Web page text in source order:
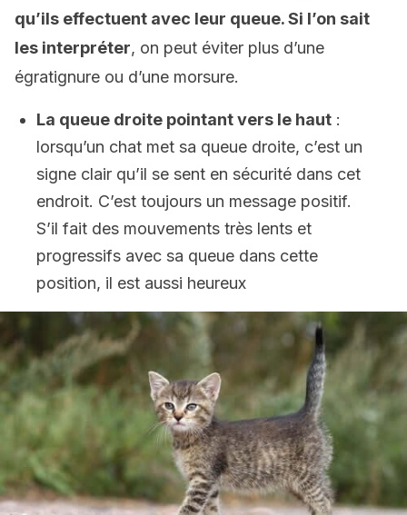
qu’ils effectuent avec leur queue. Si l’on sait
les interpréter, on peut éviter plus d’une
égratignure ou d’une morsure.
La queue droite pointant vers le haut :
lorsqu’un chat met sa queue droite, c’est un
signe clair qu’il se sent en sécurité dans cet
endroit. C’est toujours un message positif.
S’il fait des mouvements très lents et
progressifs avec sa queue dans cette
position, il est aussi heureux